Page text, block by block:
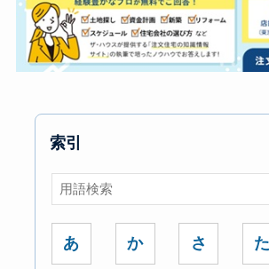
索引
あ か さ た